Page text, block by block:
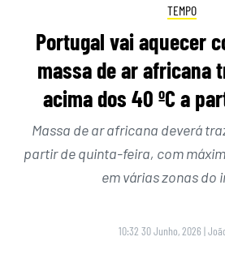
TEMPO
Portugal vai aquecer
massa de ar africana
acima dos 40 ºC a
Massa de ar africana deverá
partir de quinta-feira, com
em várias zonas do
10:32 30 Junho, 2026 |